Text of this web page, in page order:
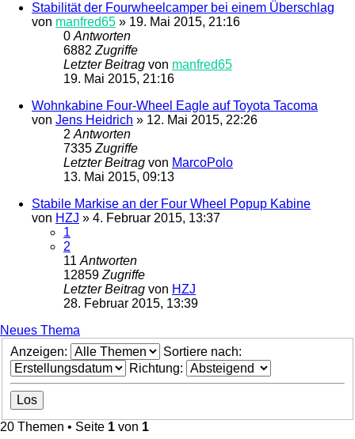
Stabilität der Fourwheelcamper bei einem Überschlag
von manfred65 » 19. Mai 2015, 21:16
0 Antworten
6882 Zugriffe
Letzter Beitrag von manfred65
19. Mai 2015, 21:16
Wohnkabine Four-Wheel Eagle auf Toyota Tacoma
von Jens Heidrich » 12. Mai 2015, 22:26
2 Antworten
7335 Zugriffe
Letzter Beitrag von MarcoPolo
13. Mai 2015, 09:13
Stabile Markise an der Four Wheel Popup Kabine
von HZJ » 4. Februar 2015, 13:37
1
2
11 Antworten
12859 Zugriffe
Letzter Beitrag von HZJ
28. Februar 2015, 13:39
Neues Thema
Anzeigen:
Sortiere nach:
Richtung:
20 Themen • Seite 1 von 1